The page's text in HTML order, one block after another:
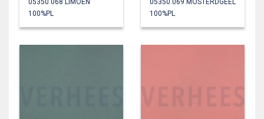
05350.068 LIMOEN
100%PL
05350.069 MOSTERDGEEL
100%PL